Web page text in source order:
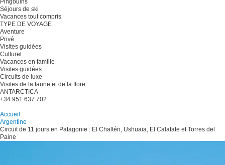
Pingouins
Séjours de ski
Vacances tout compris
TYPE DE VOYAGE
Aventure
Privé
Visites guidées
Culturel
Vacances en famille
Visites guidées
Circuits de luxe
Visites de la faune et de la flore
ANTARCTICA
+34 951 637 702
Accueil
Argentine
Circuit de 11 jours en Patagonie : El Chaltén, Ushuaia, El Calafate et Torres del
Paine